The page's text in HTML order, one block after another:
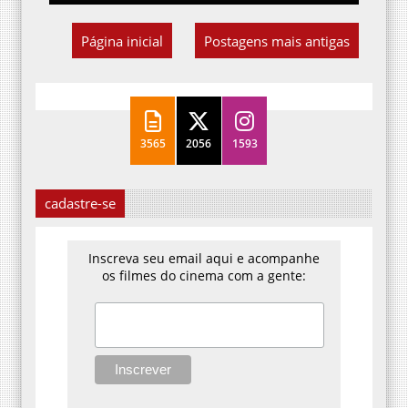
Postagens mais antigas
Página inicial
3565 2056 1593
cadastre-se
Inscreva seu email aqui e acompanhe
os filmes do cinema com a gente: